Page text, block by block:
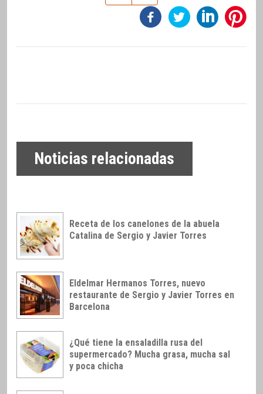
Noticias relacionadas
Receta de los canelones de la abuela
Catalina de Sergio y Javier Torres
Eldelmar Hermanos Torres, nuevo
restaurante de Sergio y Javier Torres en
Barcelona
¿Qué tiene la ensaladilla rusa del
supermercado? Mucha grasa, mucha sal
y poca chicha